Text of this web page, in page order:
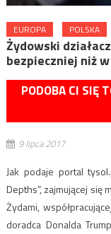
EUROPA POLSKA
Żydowski
bezpieczniej niż
PODOBA CI SIĘ
9 lipca 2017
Jak podaje portal
Depths”, zajmującej się
Żydami,
doradca Donalda